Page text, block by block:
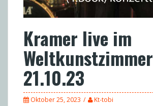
Kramer live im
Weltkunstzimmer
21.10.23
Oktober 25, 2023 Kt-tobi